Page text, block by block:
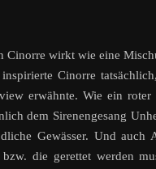
wirkt wie eine
inspirierte Cinorre
erwähnte. Wie ein
dem Sirenengesang
Gewässer. Und
die gerettet werden